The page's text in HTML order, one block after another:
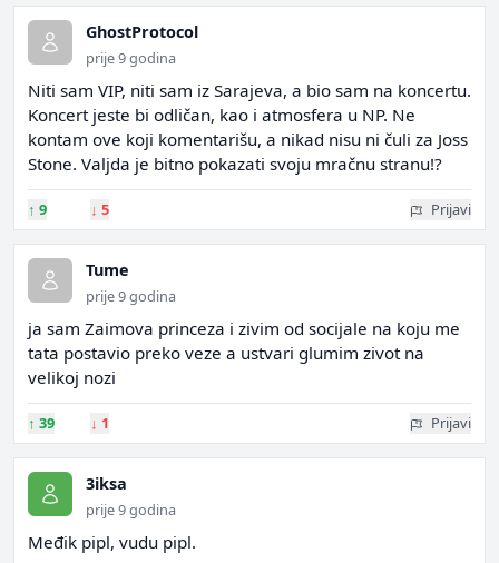
GhostProtocol
prije 9 godina
Niti sam VIP, niti sam iz Sarajeva, a bio sam na koncertu.
Koncert jeste bi odličan, kao i atmosfera u NP. Ne
kontam ove koji komentarišu, a nikad nisu ni čuli za Joss
Stone. Valjda je bitno pokazati svoju mračnu stranu!?
↑ 9 ↓ 5 Prijavi
Tume
prije 9 godina
ja sam Zaimova princeza i zivim od socijale na koju me
tata postavio preko veze a ustvari glumim zivot na
velikoj nozi
↑ 39 ↓ 1 Prijavi
3iksa
prije 9 godina
Međik pipl, vudu pipl.